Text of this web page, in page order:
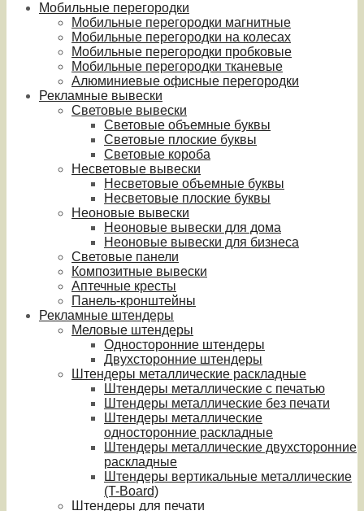
Мобильные перегородки
Мобильные перегородки магнитные
Мобильные перегородки на колесах
Мобильные перегородки пробковые
Мобильные перегородки тканевые
Алюминиевые офисные перегородки
Рекламные вывески
Световые вывески
Световые объемные буквы
Световые плоские буквы
Световые короба
Несветовые вывески
Несветовые объемные буквы
Несветовые плоские буквы
Неоновые вывески
Неоновые вывески для дома
Неоновые вывески для бизнеса
Световые панели
Композитные вывески
Аптечные кресты
Панель-кронштейны
Рекламные штендеры
Меловые штендеры
Односторонние штендеры
Двухсторонние штендеры
Штендеры металлические раскладные
Штендеры металлические с печатью
Штендеры металлические без печати
Штендеры металлические
односторонние раскладные
Штендеры металлические двухсторонние
раскладные
Штендеры вертикальные металлические
(T-Board)
Штендеры для печати